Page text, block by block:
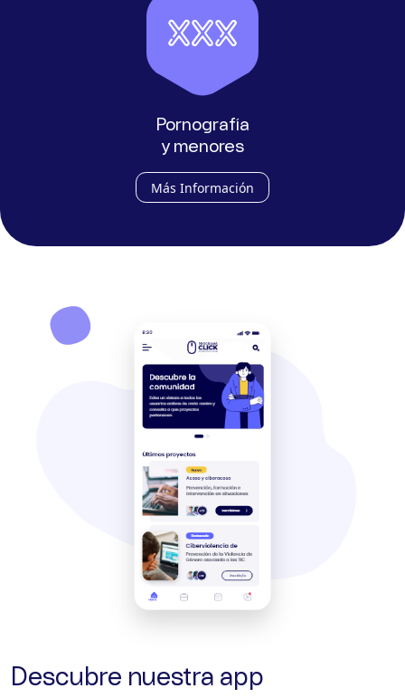
Pornografía
y menores
Más Información
Descubre nuestra app